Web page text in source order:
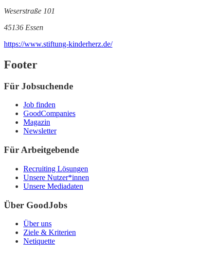
Weserstraße 101
45136 Essen
https://www.stiftung-kinderherz.de/
Footer
Für Jobsuchende
Job finden
GoodCompanies
Magazin
Newsletter
Für Arbeitgebende
Recruiting Lösungen
Unsere Nutzer*innen
Unsere Mediadaten
Über GoodJobs
Über uns
Ziele & Kriterien
Netiquette